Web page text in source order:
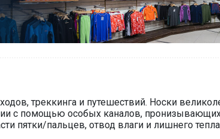
треккинга и путешествий. Носки
с помощью особых каналов,
пятки/пальцев, отвод влаги и лишнего